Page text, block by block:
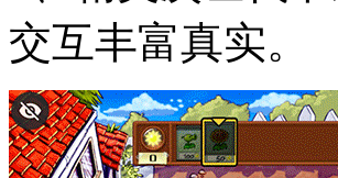
交互丰富真实。